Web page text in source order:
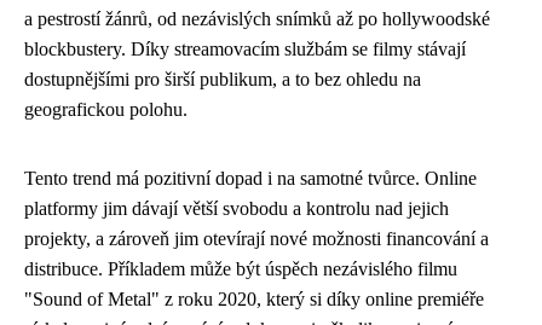
a pestrostí žánrů, od nezávislých snímků až po hollywoodské
blockbustery. Díky streamovacím službám se filmy stávají
dostupnějšími pro širší publikum, a to bez ohledu na
geografickou polohu.
Tento trend má pozitivní dopad i na samotné tvůrce. Online
platformy jim dávají větší svobodu a kontrolu nad jejich
projekty, a zároveň jim otevírají nové možnosti financování a
distribuce. Příkladem může být úspěch nezávislého filmu
"Sound of Metal" z roku 2020, který si díky online premiéře